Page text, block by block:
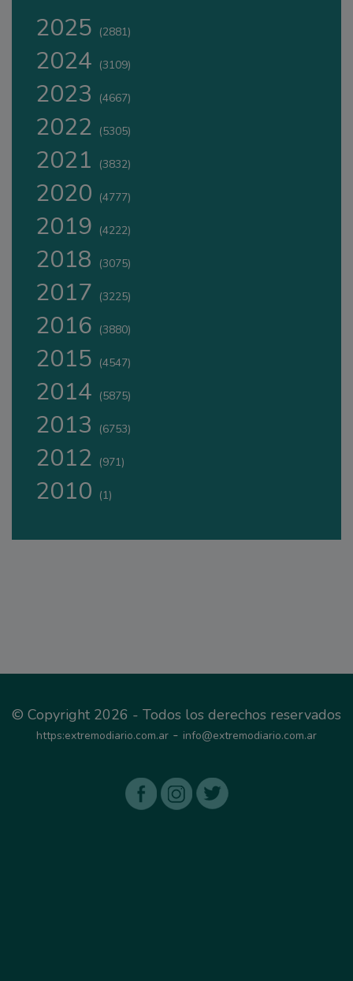
2025 (2881)
2024 (3109)
2023 (4667)
2022 (5305)
2021 (3832)
2020 (4777)
2019 (4222)
2018 (3075)
2017 (3225)
2016 (3880)
2015 (4547)
2014 (5875)
2013 (6753)
2012 (971)
2010 (1)
© Copyright 2026 - Todos los derechos reservados
https:extremodiario.com.ar - info@extremodiario.com.ar